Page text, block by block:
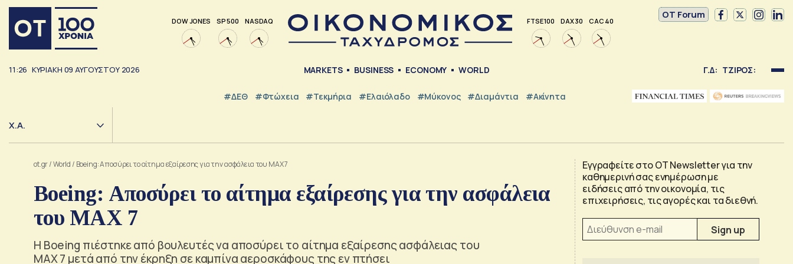
DOW JONES SP 500 NASDAQ FTSE 100 DAX 30 CAC 40
OT Forum
11:26 ΚΥΡΙΑΚΗ 09 ΑΥΓΟΥΣΤΟΥ 2026 MARKETS BUSINESS ECONOMY WORLD Γ.Δ: ΤΖΙΡΟΣ:
#ΔΕΘ #Φτώχεια #Τεκμήρια #Ελαιόλαδο #Μύκονος #Διαμάντια #Ακίνητα
Χ.Α.
ot.gr/World / Boeing: Αποσύρει το αίτημα εξαίρεσης για την ασφάλεια του MAX 7
Boeing: Αποσύρει το αίτημα εξαίρεσης για την ασφάλεια
του MAX 7
Η Boeing πιέστηκε από βουλευτές να αποσύρει το αίτημα εξαίρεσης ασφάλειας του
ΜΑΧ 7 μετά από την έκρηξη σε καμπίνα αεροσκάφους της εν πτήσει
Εγγραφείτε στο OT Newsletter για την
καθημερινή σας ενημέρωση με
ειδήσεις από την οικονομία, τις
επιχειρήσεις, τις αγορές και τα διεθνή.